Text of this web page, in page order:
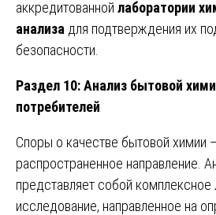
аккредитованной лаборатории
анализа для подтверждения их
безопасности.
Раздел 10: Анализ бытовой
потребителей
Споры о качестве бытовой химии
распространенное направление.
представляет собой комплексное
исследование, направленное на